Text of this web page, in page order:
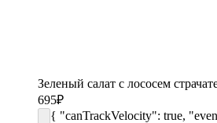
Зеленый салат с лососем
695₽
{ "canTrackVelocity": true,